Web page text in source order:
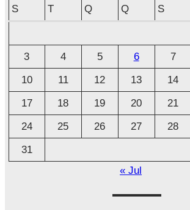
v
o
S
T Q Q S
3
4 5 6 7
10
11 12 13 14
17
18 19 20 21
24
25 26 27 28
31
« Jul